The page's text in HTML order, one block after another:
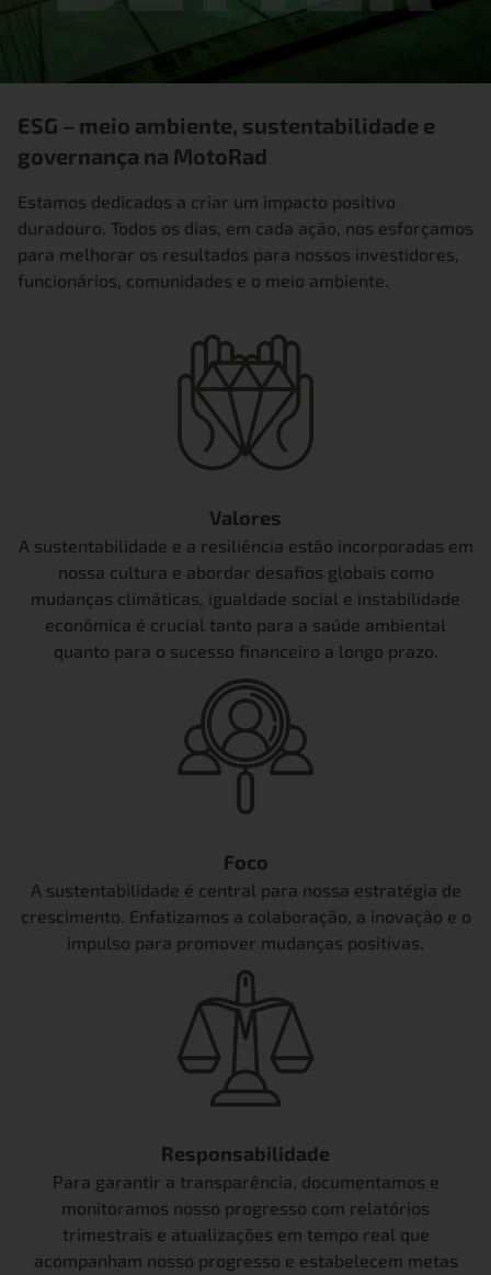
ESG – meio ambiente, sustentabilidade e
governança na MotoRad
Estamos dedicados a criar um impacto positivo
duradouro. Todos os dias, em cada ação, nos esforçamos
para melhorar os resultados para nossos investidores,
funcionários, comunidades e o meio ambiente.
Valores
A sustentabilidade e a resiliência estão incorporadas em
nossa cultura e abordar desafios globais como
mudanças climáticas, igualdade social e instabilidade
econômica é crucial tanto para a saúde ambiental
quanto para o sucesso financeiro a longo prazo.
Foco
A sustentabilidade é central para nossa estratégia de
crescimento. Enfatizamos a colaboração, a inovação e o
impulso para promover mudanças positivas.
Responsabilidade
Para garantir a transparência, documentamos e
monitoramos nosso progresso com relatórios
trimestrais e atualizações em tempo real que
acompanham nosso progresso e estabelecem metas